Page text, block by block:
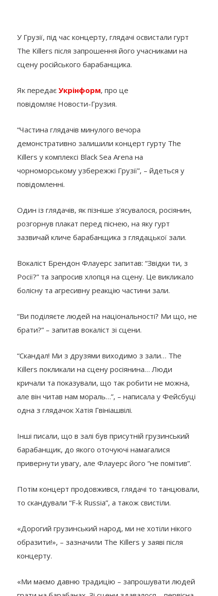
У Грузії, під час концерту, глядачі освистали гурт
The Killers після запрошення його учасниками на
сцену російського барабанщика.
Як передає Укрінформ, про це
повідомляє Новости-Грузия.
“Частина глядачів минулого вечора
демонстративно залишили концерт гурту The
Killers у комплексі Black Sea Arena на
чорноморському узбережжі Грузії”, – йдеться у
повідомленні.
Один із глядачів, як пізніше з’ясувалося, росіянин,
розгорнув плакат перед піснею, на яку гурт
зазвичай кличе барабанщика з глядацької зали.
Вокаліст Брендон Флауерс запитав: “Звідки ти, з
Росії?” та запросив хлопця на сцену. Це викликало
болісну та агресивну реакцію частини зали.
“Ви поділяєте людей на національності? Ми що, не
брати?” – запитав вокаліст зі сцени.
“Скандал! Ми з друзями виходимо з зали… The
Killers покликали на сцену росіянина… Люди
кричали та показували, що так робити не можна,
але він читав нам мораль…”, – написала у Фейсбуці
одна з глядачок Хатія Гвініашвілі.
Інші писали, що в залі був присутній грузинський
барабанщик, до якого оточуючі намагалися
привернути увагу, але Флауерс його “не помітив”.
Потім концерт продовжився, глядачі то танцювали,
то скандували “F-k Russia”, а також свистіли.
«Дорогий грузинський народ, ми не хотіли нікого
образити!», – зазначили The Killers у заяві після
концерту.
«Ми маємо давню традицію – запрошувати людей